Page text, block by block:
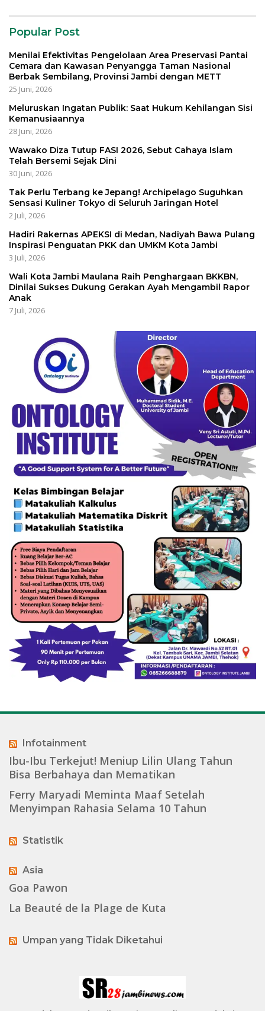
Popular Post
Menilai Efektivitas Pengelolaan Area Preservasi Pantai
Cemara dan Kawasan Penyangga Taman Nasional
Berbak Sembilang, Provinsi Jambi dengan METT
25 Juni, 2026
Meluruskan Ingatan Publik: Saat Hukum Kehilangan Sisi
Kemanusiaannya
28 Juni, 2026
Wawako Diza Tutup FASI 2026, Sebut Cahaya Islam
Telah Bersemi Sejak Dini
30 Juni, 2026
Tak Perlu Terbang ke Jepang! Archipelago Suguhkan
Sensasi Kuliner Tokyo di Seluruh Jaringan Hotel
2 Juli, 2026
Hadiri Rakernas APEKSI di Medan, Nadiyah Bawa Pulang
Inspirasi Penguatan PKK dan UMKM Kota Jambi
3 Juli, 2026
Wali Kota Jambi Maulana Raih Penghargaan BKKBN,
Dinilai Sukses Dukung Gerakan Ayah Mengambil Rapor
Anak
7 Juli, 2026
Infotainment
Ibu-Ibu Terkejut! Meniup Lilin Ulang Tahun
Bisa Berbahaya dan Mematikan
Ferry Maryadi Meminta Maaf Setelah
Menyimpan Rahasia Selama 10 Tahun
Statistik
Asia
Goa Pawon
La Beauté de la Plage de Kuta
Umpan yang Tidak Diketahui